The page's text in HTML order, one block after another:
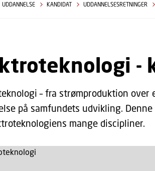
UDDANNELSE KANDIDAT UDDANNELSESRETNINGER
-
– fra strømproduktion
på samfundets udvikling.
mange discipliner.